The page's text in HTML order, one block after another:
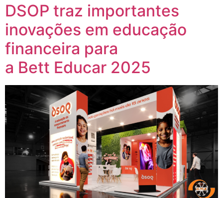
DSOP traz importantes
inovações em educação
financeira para
a Bett Educar 2025